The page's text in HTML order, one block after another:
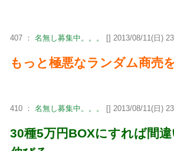
407 ： 名無し募集中。。。 [] 2013/08/11(日)
もっと極悪なランダム商売
410 ： 名無し募集中。。。 [] 2013/08/11(日)
30種5万円BOXにすれば間